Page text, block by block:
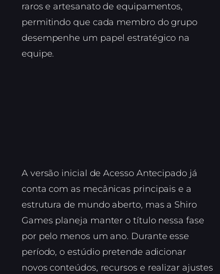
raros e artesanato de equipamentos,
permitindo que cada membro do grupo
desempenhe um papel estratégico na
equipe.
A versão inicial de Acesso Antecipado já
conta com as mecânicas principais e a
estrutura de mundo aberto, mas a Shiro
Games planeja manter o título nessa fase
por pelo menos um ano. Durante esse
período, o estúdio pretende adicionar
novos conteúdos, recursos e realizar ajustes